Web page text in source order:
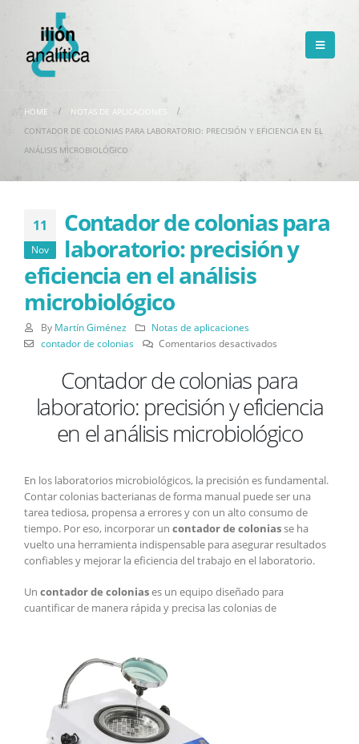
HOME
NOTAS DE APLICACIONES
CONTADOR DE COLONIAS PARA LABORATORIO: PRECISIÓN Y EFICIENCIA EN EL
ANÁLISIS MICROBIOLÓGICO
11
Nov
Contador de colonias para
laboratorio: precisión y
eficiencia en el análisis
microbiológico
By Martín Giménez
Notas de aplicaciones
contador de colonias
Comentarios desactivados
de
colonias
para
precisión
en
el
análisis
microbiológico
Contador de colonias para
laboratorio: precisión y eficiencia
en el análisis microbiológico
En los laboratorios microbiológicos, la precisión es fundamental.
Contar colonias bacterianas de forma manual puede ser una
tarea tediosa, propensa a errores y con un alto consumo de
tiempo. Por eso, incorporar un contador de coloniasse ha
vuelto una herramienta indispensable para asegurar resultados
confiables y mejorar la eficiencia del trabajo en el laboratorio.
Un contador de coloniases un equipo diseñado para
cuantificar de manera rápida y precisa las colonias de